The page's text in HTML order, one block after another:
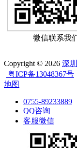
微信联系我
Copyright © 2026 深
粤ICP备13048367号
地图
0755-89233889
QQ咨询
客服微信